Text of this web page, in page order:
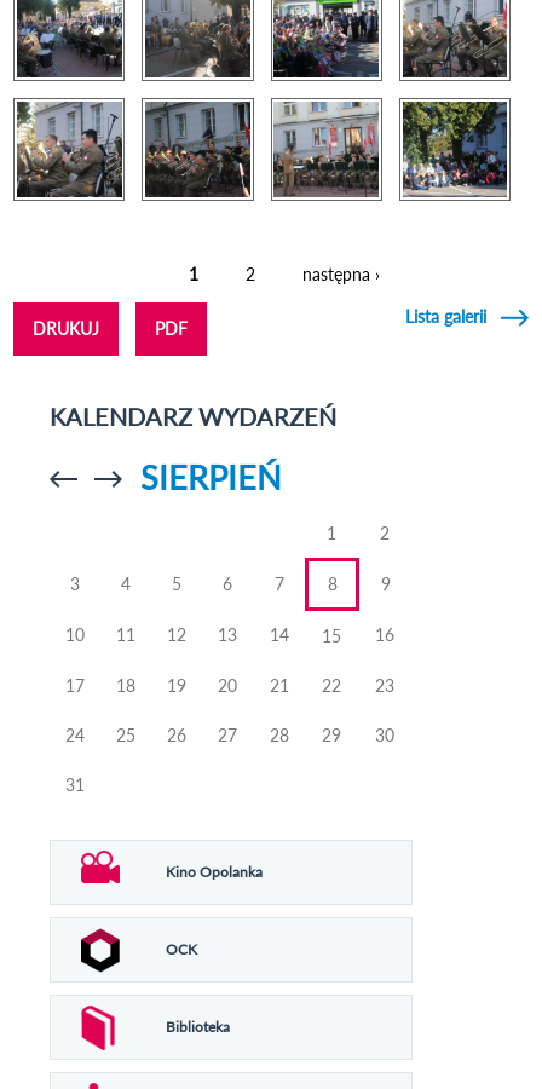
Strony
1 2 następna ›
DRUKUJ PDF
Lista galerii
KALENDARZ WYDARZEŃ
Przejdź doPrzejdź do
SIERPIEŃ
1 2
3 4 5 6 7 8 9
10 11 12 13 14 15 16
17 18 19 20 21 22 23
24 25 26 27 28 29 30
31
Kino Opolanka
OCK
Biblioteka